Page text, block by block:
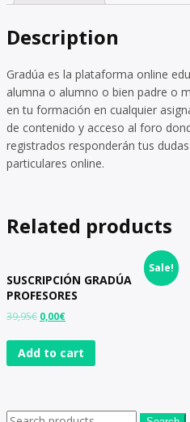
Description
Gradúa es la plataforma online
alumna o alumno o bien padre o
en tu formación en cualquier
de contenido y acceso al foro
registrados responderán tus
particulares online.
Related products
Sale!
SUSCRIPCIÓN GRADÚA
PROFESORES
39,95€ 0,00€
Add to cart